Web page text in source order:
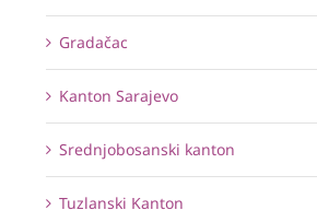
Gradačac
Kanton Sarajevo
Srednjobosanski kanton
Tuzlanski Kanton